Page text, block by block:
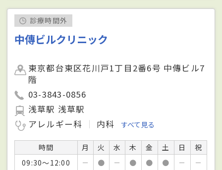
診療時間外
中傳ビルクリニック
東京都台東区花川戸1丁目2番6号 中傳ビル7
階
03-3843-0856
浅草駅 浅草駅
アレルギー科
内科 すべて見る
時間 月 火 水 木 金 土 日
祝
09:30～12:00
－ ● － ● ● ● －
－